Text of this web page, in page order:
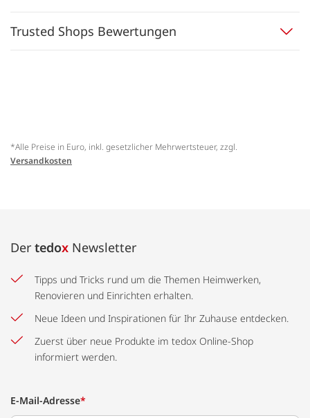
Trusted Shops Bewertungen
*Alle Preise in Euro, inkl. gesetzlicher Mehrwertsteuer, zzgl.
Versandkosten
Der tedox Newsletter
Tipps und Tricks rund um die Themen Heimwerken,
Renovieren und Einrichten erhalten.
Neue Ideen und Inspirationen für Ihr Zuhause entdecken.
Zuerst über neue Produkte im tedox Online-Shop
informiert werden.
E-Mail-Adresse*